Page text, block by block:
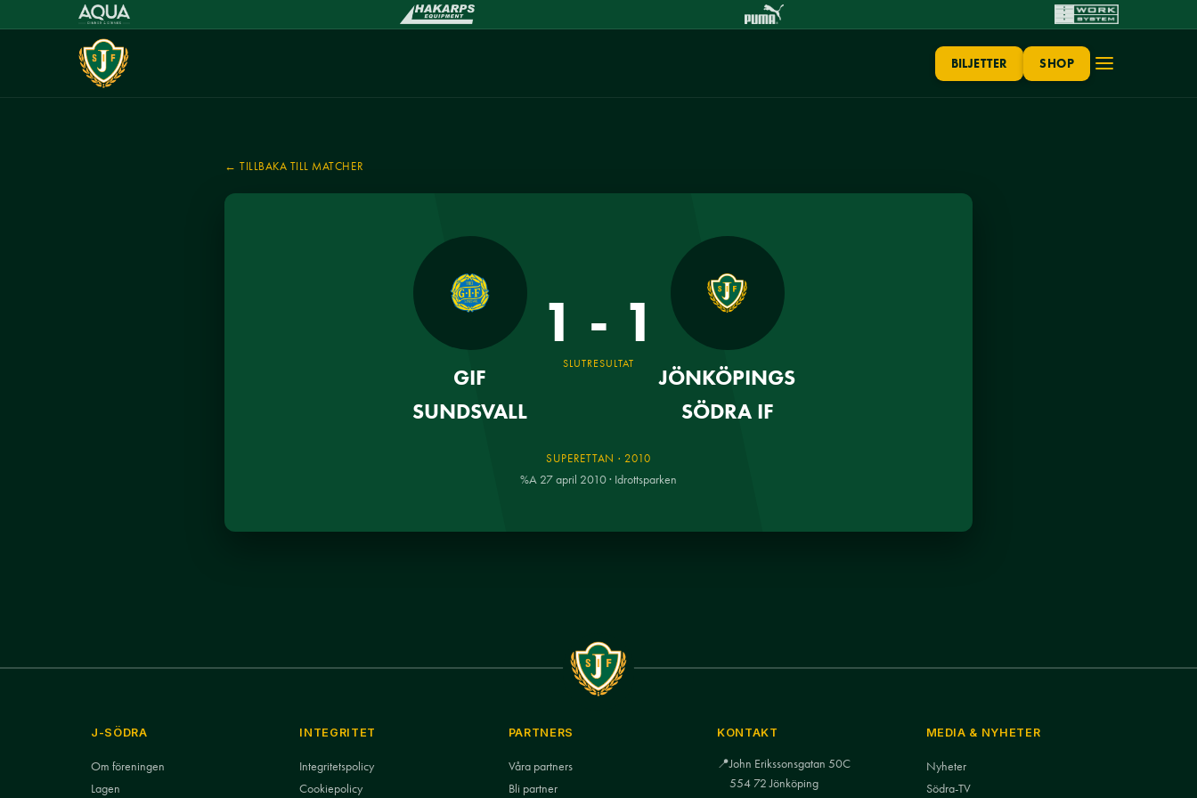
BILJETTER SHOP
← TILLBAKA TILL MATCHER
GIF
SUNDSVALL
1 - 1
SLUTRESULTAT
JÖNKÖPINGS
SÖDRA IF
SUPERETTAN · 2010
%A 27 april 2010 · Idrottsparken
J-SÖDRA
Om föreningen
Lagen
INTEGRITET
Integritetspolicy
Cookiepolicy
PARTNERS
Våra partners
Bli partner
KONTAKT
📍John Erikssonsgatan 50C
554 72 Jönköping
MEDIA & NYHETER
Nyheter
Södra-TV